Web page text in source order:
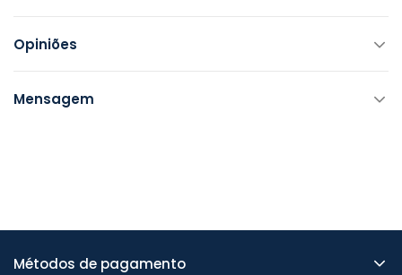
Opiniões
Mensagem
Métodos de pagamento